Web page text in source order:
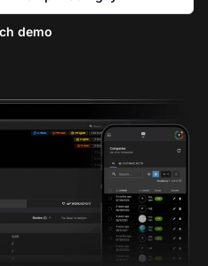
demo